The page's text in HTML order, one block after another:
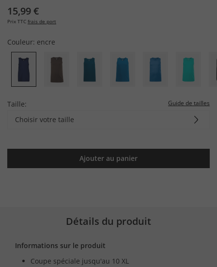
15,99 €
Prix TTC frais de port
Couleur: encre
Taille: Guide de tailles
Choisir votre taille
Ajouter au panier
Détails du produit
Informations sur le produit
Coupe spéciale jusqu'au 10 XL